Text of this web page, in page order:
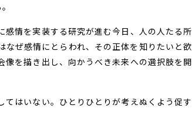
情を実装する研究が進む今日、人の人たる所
ぜ感情にとらわれ、その正体を知りたいと欲
を描き出し、向かうべき未来への選択肢を開
はいない。ひとりひとりが考えぬくよう促す